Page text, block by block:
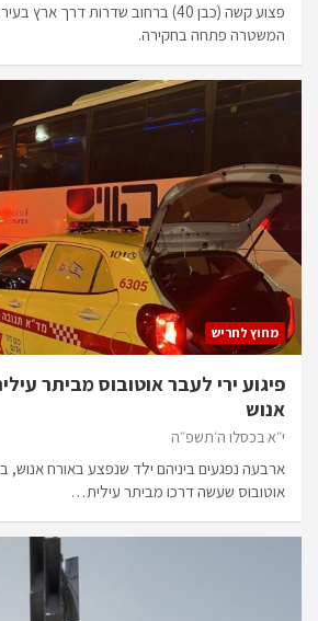
פצוע קשה (כבן 40) ברחוב שדרות דרך
המשטרה פתחה בחקירה.
מחוץ לחריש
פיגוע ירי לעבר אוטובוס מביתר
אנוש
י״א בכסלו ה׳תשפ״ה
ארבעה נפגעים ביניהם ילד שנפצע באורח אנוש,
אוטובוס שעשה דרכו מביתר עילית…